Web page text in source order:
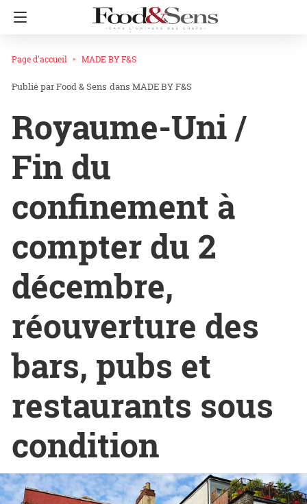
Page d'accueil MADE BY F&S
Food & Sens dans MADE BY F&S
Royaume-Uni /
Fin du
confinement à
compter du 2
décembre,
réouverture des
bars, pubs et
restaurants sous
condition